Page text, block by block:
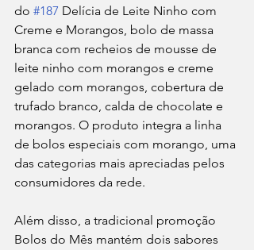
do #187 Delícia de Leite Ninho com
Creme e Morangos, bolo de massa
branca com recheios de mousse de
leite ninho com morangos e creme
gelado com morangos, cobertura de
trufado branco, calda de chocolate e
morangos. O produto integra a linha
de bolos especiais com morango, uma
das categorias mais apreciadas pelos
consumidores da rede.
Além disso, a tradicional promoção
Bolos do Mês mantém dois sabores